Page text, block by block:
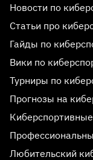
Новости по
Статьи про
Гайды по
Вики по
Турниры по
Прогнозы на
Любительский